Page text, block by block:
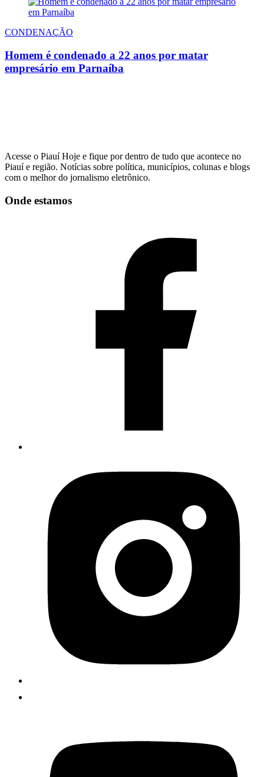
CONDENAÇÃO
Homem é condenado a 22 anos por matar
empresário em Parnaíba
Acesse o Piauí Hoje e fique por dentro de tudo que acontece no
Piauí e região. Notícias sobre política, municípios, colunas e blogs
com o melhor do jornalismo eletrônico.
Onde estamos